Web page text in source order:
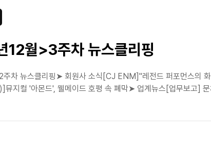
월>3주차 뉴스클리핑
차 뉴스클리핑➤ 회원사 소식[CJ ENM]"레전드 퍼포먼스의
뮤지컬 '아몬드', 웰메이드 호평 속 폐막➤ 업계뉴스[업무보고]